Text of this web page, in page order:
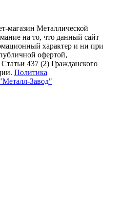
магазин Металлической
на то, что данный сайт
характер и ни при
офертой,
437 (2) Гражданского
Политика
Завод"